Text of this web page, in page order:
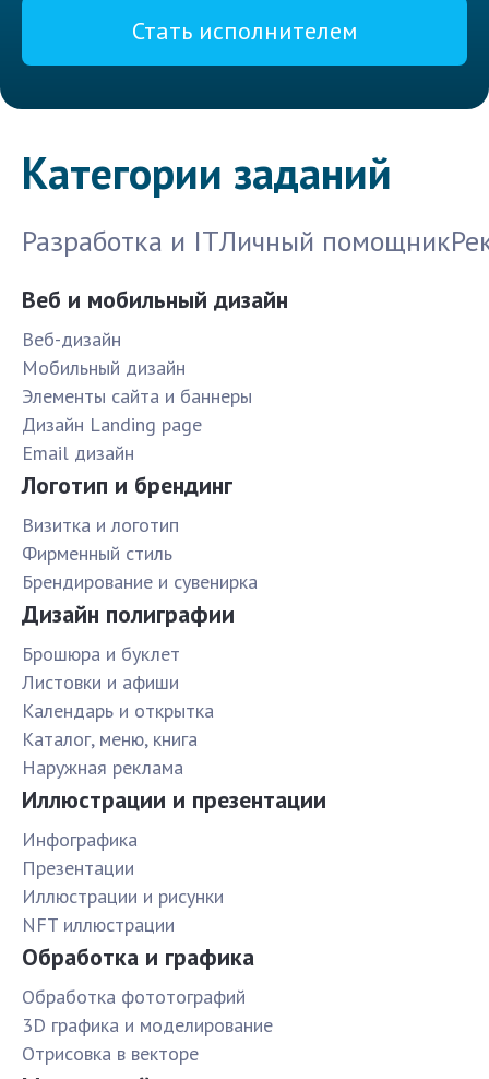
Стать исполнителем
Категории заданий
Разработка и ITЛичный помощник
Веб и мобильный дизайн
Веб-дизайн
Мобильный дизайн
Элементы сайта и баннеры
Дизайн Landing page
Email дизайн
Логотип и брендинг
Визитка и логотип
Фирменный стиль
Брендирование и сувенирка
Дизайн полиграфии
Брошюра и буклет
Листовки и афиши
Календарь и открытка
Каталог, меню, книга
Наружная реклама
Иллюстрации и презентации
Инфографика
Презентации
Иллюстрации и рисунки
NFT иллюстрации
Обработка и графика
Обработка фототографий
3D графика и моделирование
Отрисовка в векторе